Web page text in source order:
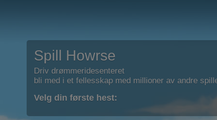
Spill Howrse
Driv drømmeridesenteret
bli med i et fellesskap med millioner av andre
Velg din første hest: